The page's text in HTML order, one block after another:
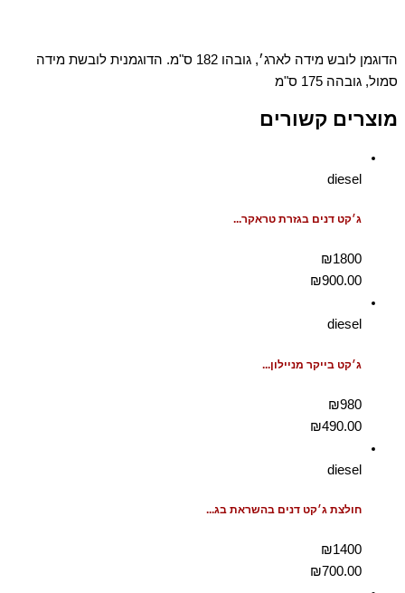
הדוגמן לובש מידה לארג׳, גובהו 182 ס"מ. הדוגמנית לובשת מידה
סמול, גובהה 175 ס"מ
מוצרים קשורים
diesel
ג׳קט דנים בגזרת טראקר...
₪1800
₪900.00
diesel
ג׳קט בייקר מניילון...
₪980
₪490.00
diesel
חולצת ג׳קט דנים בהשראת בג...
₪1400
₪700.00